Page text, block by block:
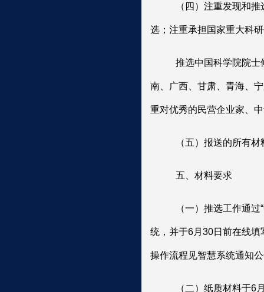
（四）注重发现和
选；注重承担国家重大科
推选中国科学院院士
南、广西、甘肃、青海、
重对优秀的民营企业家、
（五）报送的所有
五、材料要求
（一）推选工作通
统，并于6月 30日前在线填
操作流程见智慧系统通知
（二） 纸质材料于6